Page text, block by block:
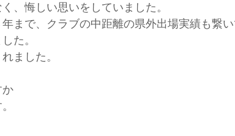
、悔しい思いをしていました。
まで、クラブの中距離の県外出場実績も繋い
た。
ました。
か